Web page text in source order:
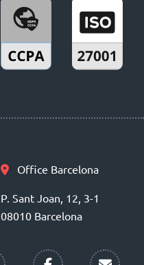
Office Barcelona
P. Sant Joan, 12, 3-1
08010 Barcelona